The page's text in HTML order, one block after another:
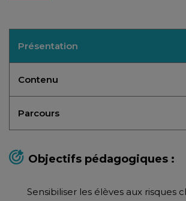
Présentation
Contenu
Parcours
Objectifs pédagogiques :
Sensibiliser les élèves aux risques